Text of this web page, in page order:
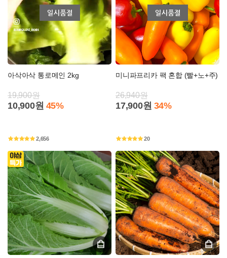
아삭아삭 통로메인 2kg
19,900원
10,900원 45%
2,656
미니파프리카 팩 혼합 (빨+노+주)
26,940원
17,900원 34%
20